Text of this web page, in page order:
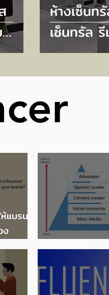
าร
ห่ง
ห้างเซ็นท
เซ็นทรัล
FRONT
งานประก
AWARD
บรนด์
ง
การเลือก KOL